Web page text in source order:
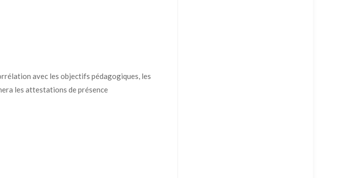
avec les objectifs pédagogiques, les
les attestations de présence